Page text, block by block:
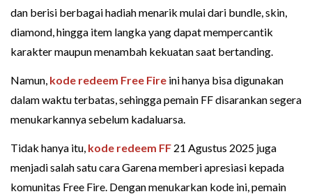
dan berisi berbagai hadiah menarik mulai dari bundle, skin,
diamond, hingga item langka yang dapat mempercantik
karakter maupun menambah kekuatan saat bertanding.
Namun, kode redeem Free Fire ini hanya bisa digunakan
dalam waktu terbatas, sehingga pemain FF disarankan segera
menukarkannya sebelum kadaluarsa.
Tidak hanya itu, kode redeem FF 21 Agustus 2025 juga
menjadi salah satu cara Garena memberi apresiasi kepada
komunitas Free Fire. Dengan menukarkan kode ini, pemain